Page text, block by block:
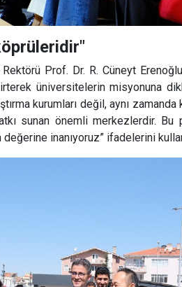
Rektörü Prof. Dr. R. Cüneyt
üniversitelerin misyonuna
kurumları değil, aynı
sunan önemli merkezlerdir. Bu
değerine inanıyoruz” ifadelerini